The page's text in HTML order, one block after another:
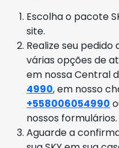
Escolha o pacote
site.
Realize seu
várias opções de
em nossa Central
4990, em nosso
+558006054990
nossos formulários.
Aguarde a